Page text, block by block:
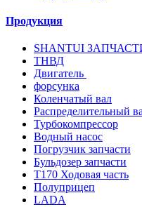
Продукция
SHANTUI
ТНВД
Двигатель
форсунка
Коленчатый вал
Распределительный
Турбокомпрессор
Водный насос
Погрузчик запчасти
Бульдозер запчасти
T170 Ходовая часть
Полуприцеп
LADA